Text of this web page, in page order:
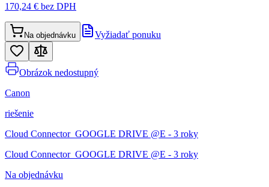
170,24 € bez DPH
Na objednávku Vyžiadať ponuku
Obrázok nedostupný
Canon
riešenie
Cloud Connector_GOOGLE DRIVE @E - 3 roky
Cloud Connector_GOOGLE DRIVE @E - 3 roky
Na objednávku